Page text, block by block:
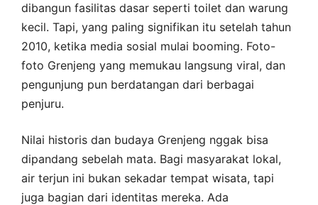
dibangun fasilitas dasar seperti toilet dan warung
kecil. Tapi, yang paling signifikan itu setelah tahun
2010, ketika media sosial mulai booming. Foto-
foto Grenjeng yang memukau langsung viral, dan
pengunjung pun berdatangan dari berbagai
penjuru.
Nilai historis dan budaya Grenjeng nggak bisa
dipandang sebelah mata. Bagi masyarakat lokal,
air terjun ini bukan sekadar tempat wisata, tapi
juga bagian dari identitas mereka. Ada